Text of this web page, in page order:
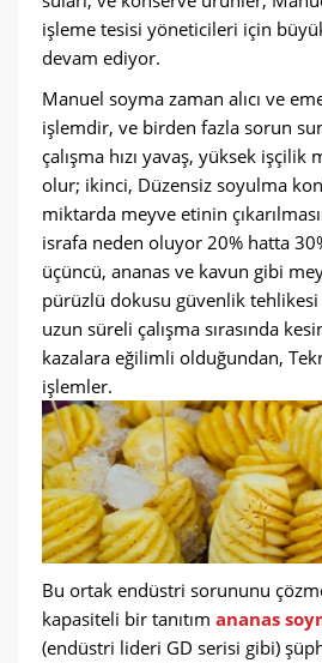
işleme tesisi yöneticileri için
devam ediyor.
Manuel soyma zaman alıcı ve
işlemdir, ve birden fazla sorun
çalışma hızı yavaş, yüksek
olur; ikinci, Düzensiz soyulma
miktarda meyve etinin
israfa neden oluyor 20% hatta
üçüncü, ananas ve kavun gibi
pürüzlü dokusu güvenlik tehlikesi
uzun süreli çalışma sırasında
kazalara eğilimli olduğundan,
işlemler.
Bu ortak endüstri sorununu
kapasiteli bir tanıtım ananas
(endüstri lideri GD serisi gibi)